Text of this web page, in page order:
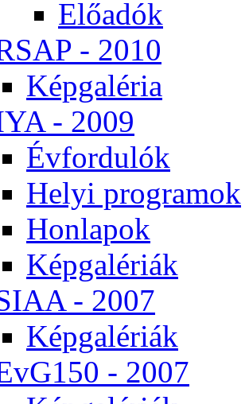
Elő­adók
- 2010
Kép­ga­lé­ria
- 2009
Év­for­du­lók
He­lyi prog­ra­mok
Hon­la­pok
Kép­ga­lé­ri­ák
- 2007
Kép­ga­lé­ri­ák
- 2007